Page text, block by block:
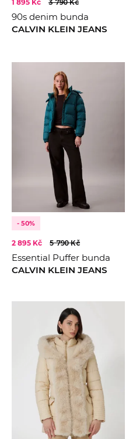
Navy
2022
2023
2024
2026
1 895 Kč 3 790 Kč
90s denim bunda
CALVIN KLEIN JEANS
- 50%
2 895 Kč 5 790 Kč
Essential Puffer bunda
CALVIN KLEIN JEANS